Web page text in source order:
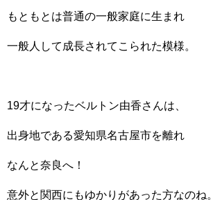
もともとは普通の一般家庭に生まれ
一般人して成長されてこられた模様。
19才になったベルトン由香さんは、
出身地である愛知県名古屋市を離れ
なんと奈良へ！
意外と関西にもゆかりがあった方なのね。